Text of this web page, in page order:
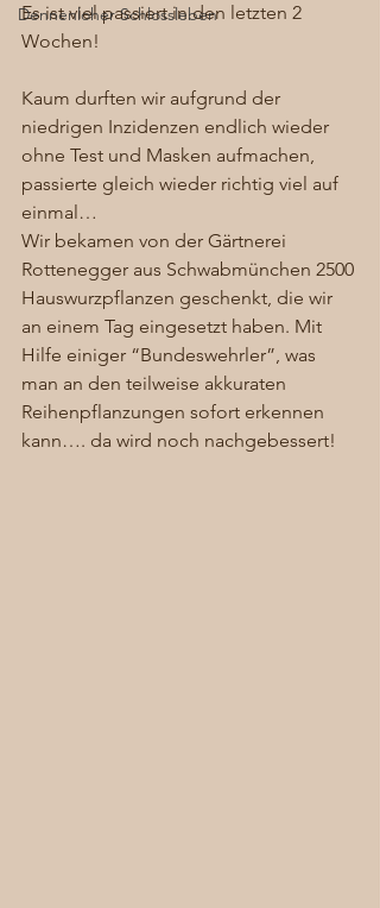
Dennenloher Schlossleben
Es ist viel passiert in den letzten 2
Wochen!
Kaum durften wir aufgrund der
niedrigen Inzidenzen endlich wieder
ohne Test und Masken aufmachen,
passierte gleich wieder richtig viel auf
einmal…
Wir bekamen von der Gärtnerei
Rottenegger aus Schwabmünchen 2500
Hauswurzpflanzen geschenkt, die wir
an einem Tag eingesetzt haben. Mit
Hilfe einiger “Bundeswehrler”, was
man an den teilweise akkuraten
Reihenpflanzungen sofort erkennen
kann…. da wird noch nachgebessert!